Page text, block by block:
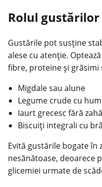
Rolul
Gustările pot susține
alese cu atenție.
fibre, proteine și grăsimi
Migdale sau alune
Legume crude cu
Iaurt grecesc fără
Biscuiți integrali cu
Evită gustările bogate
nesănătoase, deoarece
glicemiei urmate de